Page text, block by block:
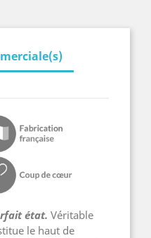
état. Véritable
le haut de